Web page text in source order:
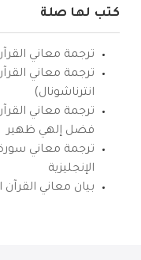
كتب لها صلة
ترجمة معاني
ترجمة معاني
انترناشونال)
ترجمة معاني
فضل إلهي ظهير
ترجمة معاني سورة
الإنجليزية
بيان معاني القرآن